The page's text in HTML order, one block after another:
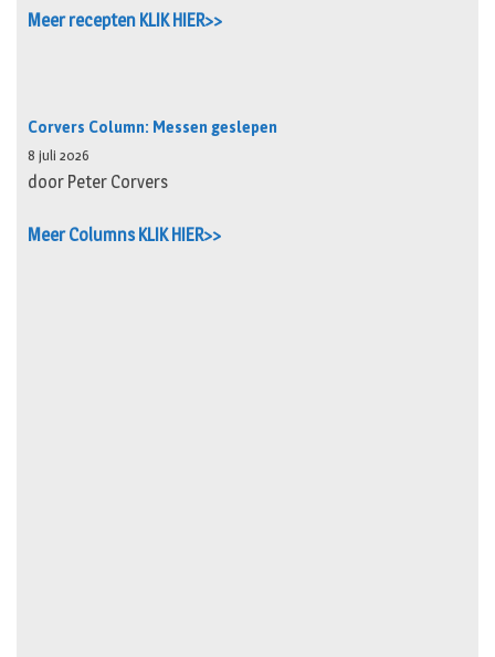
Meer recepten KLIK HIER>>
Corvers Column: Messen geslepen
8 juli 2026
door Peter Corvers
Meer Columns KLIK HIER>>